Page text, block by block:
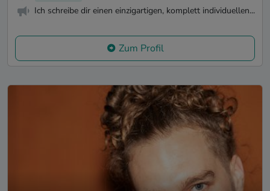
Ich schreibe dir einen einzigartigen, komplett individuellen...
Zum Profil